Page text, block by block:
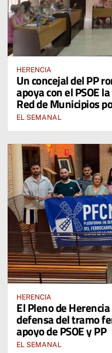
HERENCIA
Un concejal del PP
apoya con el PSOE
Red de Municipios
EL SEMANAL
HERENCIA
El Pleno de
defensa del tramo
apoyo de PSOE y PP
EL SEMANAL